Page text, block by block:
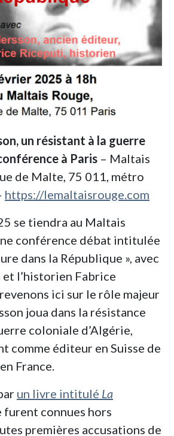
un résistant à la guerre
à Paris – Maltais
de Malte, 75 011, métro
https://lemaltaisrouge.com
se tiendra au Maltais
conférence débat intitulée
dans la République », avec
l’historien Fabrice
ici sur le rôle majeur
joua dans la résistance
coloniale d’Algérie,
comme éditeur en Suisse de
France.
un livre intitulé La
furent connues hors
premières accusations de